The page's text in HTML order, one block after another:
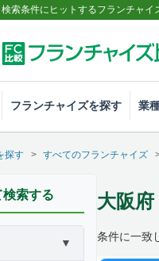
検索条件にヒットするフランチャイ
フランチャイズを探す 業
探す すべてのフランチャイズ
索する
▼
大阪
条件に一致